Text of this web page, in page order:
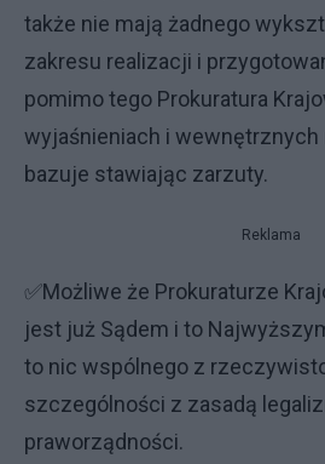
także nie mają żadnego
zakresu realizacji i
pomimo tego Prokuratura
wyjaśnieniach i wewnętrznych
bazuje stawiając zarzuty.
Reklama
✅Możliwe że Prokuraturze
jest już Sądem i to
to nic wspólnego z
szczególności z zasadą
praworządności.